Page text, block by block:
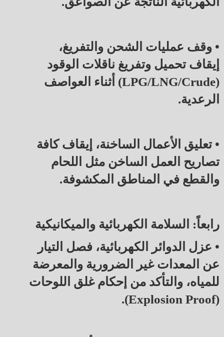
• وقف عمليات الشحن والتفريغ،
إيقاف تحميل وتفريغ ناقلات الوقود
(LPG/LNG/Crude) أثناء العواصف
الرعدية.
• تعليق الأعمال الساخنة، إيقاف كافة
تصاريح العمل الساخن مثل اللحام
والقطع في المناطق المكشوفة.
رابعاً: السلامة الكهربائية والميكانيكية
• عزل الدوائر الكهربائية، فصل التيار
عن المعدات غير الضرورية والمعرضة
للمياه، والتأكد من إحكام غلق اللوحات
(Explosion Proof).